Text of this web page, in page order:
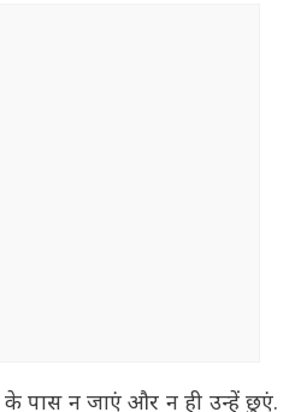
के पास न जाएं और न ही उन्हें छुएं.